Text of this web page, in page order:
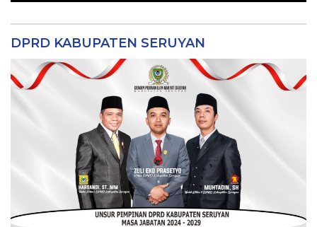
DPRD KABUPATEN SERUYAN